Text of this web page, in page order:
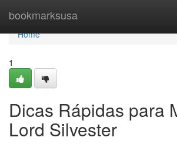
bookmarksusa
Home
Home
1
Dicas Rápidas para
Lord Silvester